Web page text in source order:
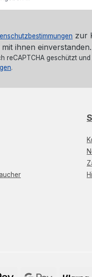
zur
ihnen einverstanden.
reCAPTCHA geschützt
.